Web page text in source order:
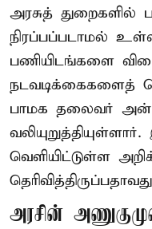
அரசுத்
நிரப்பப்படாமல்
பணியிடங்களை
நடவடிக்கைகளைத்
பாமக தலைவர்
வெளியிட்டுள்ள
அரசின்